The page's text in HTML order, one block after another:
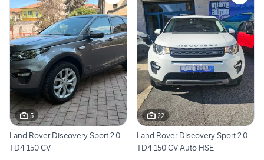
5
Land Rover Discovery Sport 2.0
TD4 150 CV
22
Land Rover Discovery Sport 2.0
TD4 150 CV Auto HSE